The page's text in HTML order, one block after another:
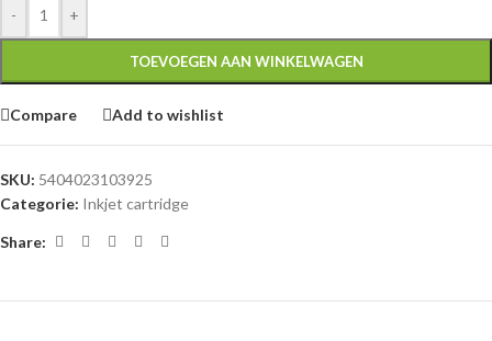
- +
TOEVOEGEN AAN WINKELWAGEN
Compare Add to wishlist
SKU: 5404023103925
Categorie: Inkjet cartridge
Share: